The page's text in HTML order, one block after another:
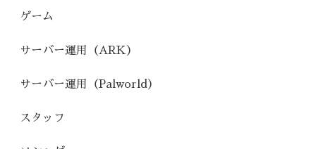
ゲーム
サーバー運用（ARK）
サーバー運用（Palworld）
スタッフ